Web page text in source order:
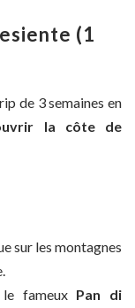
(1
de 3 semaines en
la côte de
sur les montagnes
fameuxPan di